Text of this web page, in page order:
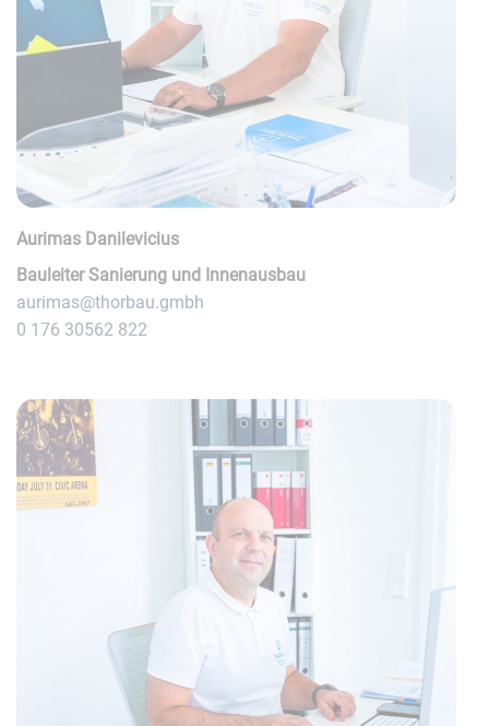
Aurimas Danilevicius
Bauleiter Sanierung und Innenausbau
aurimas@thorbau.gmbh
0 176 30562 822